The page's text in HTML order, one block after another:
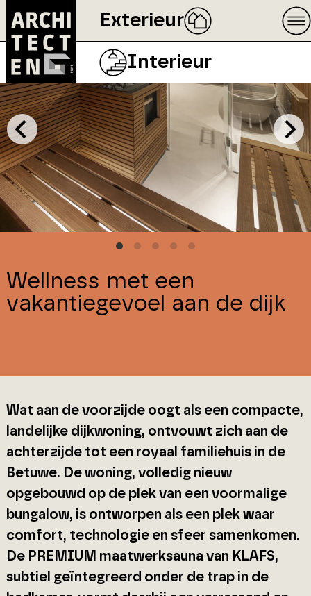
Exterieur
Interieur
Wellness met een
vakantiegevoel aan de dijk
Wat aan de voorzijde oogt als een compacte,
landelijke dijkwoning, ontvouwt zich aan de
achterzijde tot een royaal familiehuis in de
Betuwe. De woning, volledig nieuw
opgebouwd op de plek van een voormalige
bungalow, is ontworpen als een plek waar
comfort, technologie en sfeer samenkomen.
De PREMIUM maatwerksauna van KLAFS,
subtiel geïntegreerd onder de trap in de